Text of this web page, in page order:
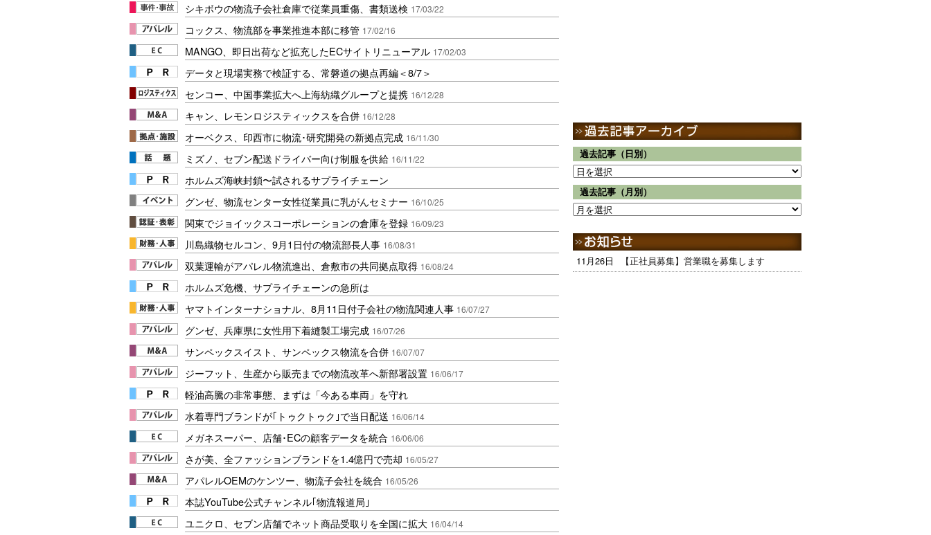
シキボウの物流子会社倉庫で従業員重傷、書類送検 17/03/22
コックス、物流部を事業推進本部に移管 17/02/16
MANGO、即日出荷など拡充したECサイトリニューアル 17/02/03
データと現場実務で検証する、常磐道の拠点再編＜8/7＞
センコー、中国事業拡大へ上海紡織グループと提携 16/12/28
キャン、レモンロジスティックスを合併 16/12/28
オーベクス、印西市に物流･研究開発の新拠点完成 16/11/30
ミズノ、セブン配送ドライバー向け制服を供給 16/11/22
ホルムズ海峡封鎖〜試されるサプライチェーン
グンゼ、物流センター女性従業員に乳がんセミナー 16/10/25
関東でジョイックスコーポレーションの倉庫を登録 16/09/23
川島織物セルコン、9月1日付の物流部長人事 16/08/31
双葉運輸がアパレル物流進出、倉敷市の共同拠点取得 16/08/24
ホルムズ危機、サプライチェーンの急所は
ヤマトインターナショナル、8月11日付子会社の物流関連人事 16/07/27
グンゼ、兵庫県に女性用下着縫製工場完成 16/07/26
サンペックスイスト、サンペックス物流を合併 16/07/07
ジーフット、生産から販売までの物流改革へ新部署設置 16/06/17
軽油高騰の非常事態、まずは「今ある車両」を守れ
水着専門ブランドが｢トゥクトゥク｣で当日配送 16/06/14
メガネスーパー、店舗･ECの顧客データを統合 16/06/06
さが美、全ファッションブランドを1.4億円で売却 16/05/27
アパレルOEMのケンツー、物流子会社を統合 16/05/26
本誌YouTube公式チャンネル｢物流報道局｣
ユニクロ、セブン店舗でネット商品受取りを全国に拡大 16/04/14
過去記事（日別）
過去記事（月別）
11月26日 【正社員募集】営業職を募集します